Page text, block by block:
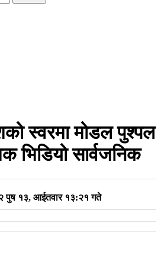
स्वरमा मोडल पुश्पल
भिडियो सार्वजनिक
पुष १३, आईतवार १३:२१ गते